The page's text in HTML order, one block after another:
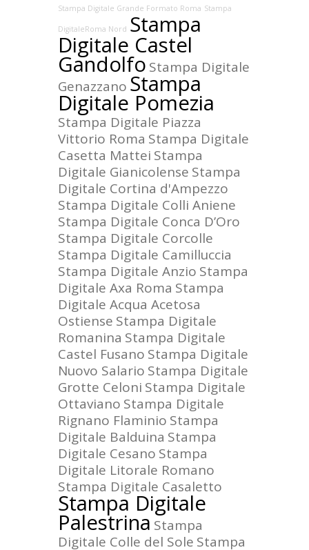
Stampa Digitale Grande Formato Roma Stampa
DigitaleRoma Nord Stampa
Digitale Castel
Gandolfo Stampa Digitale
Genazzano Stampa
Digitale Pomezia
Stampa Digitale Piazza
Vittorio Roma Stampa Digitale
Casetta Mattei Stampa
Digitale Gianicolense Stampa
Digitale Cortina d'Ampezzo
Stampa Digitale Colli Aniene
Stampa Digitale Conca D’Oro
Stampa Digitale Corcolle
Stampa Digitale Camilluccia
Stampa Digitale Anzio Stampa
Digitale Axa Roma Stampa
Digitale Acqua Acetosa
Ostiense Stampa Digitale
Romanina Stampa Digitale
Castel Fusano Stampa Digitale
Nuovo Salario Stampa Digitale
Grotte Celoni Stampa Digitale
Ottaviano Stampa Digitale
Rignano Flaminio Stampa
Digitale Balduina Stampa
Digitale Cesano Stampa
Digitale Litorale Romano
Stampa Digitale Casaletto
Stampa Digitale
Palestrina Stampa
Digitale Colle del Sole Stampa